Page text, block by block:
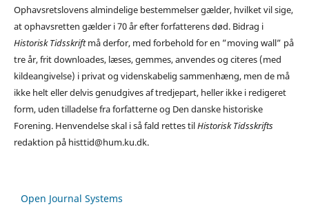
Ophavsretslovens almindelige bestemmelser gælder, hvilket vil sige,
at ophavsretten gælder i 70 år efter forfatterens død. Bidrag i
Historisk Tidsskriftmå derfor, med forbehold for en ”moving wall” på
tre år, frit downloades, læses, gemmes, anvendes og citeres (med
kildeangivelse) i privat og videnskabelig sammenhæng, men de må
ikke helt eller delvis genudgives af tredjepart, heller ikke i redigeret
form, uden tilladelse fra forfatterne og Den danske historiske
Forening. Henvendelse skal i så fald rettes tilHistorisk Tidsskrifts
redaktion på histtid@hum.ku.dk.
Open Journal Systems